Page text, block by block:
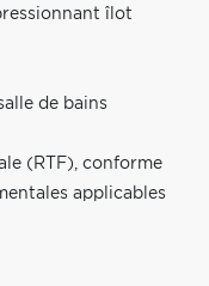
îlot
de bains
(RTF), conforme
applicables